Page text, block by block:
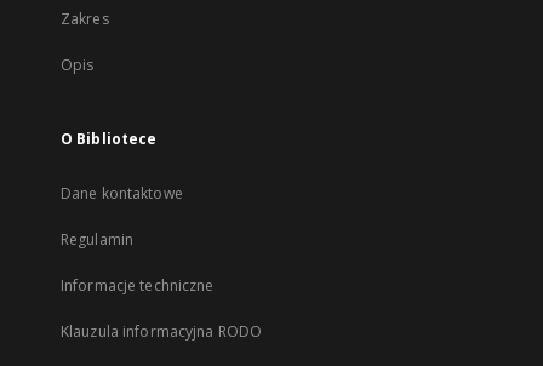
Zakres
Opis
O Bibliotece
Dane kontaktowe
Regulamin
Informacje techniczne
Klauzula informacyjna RODO